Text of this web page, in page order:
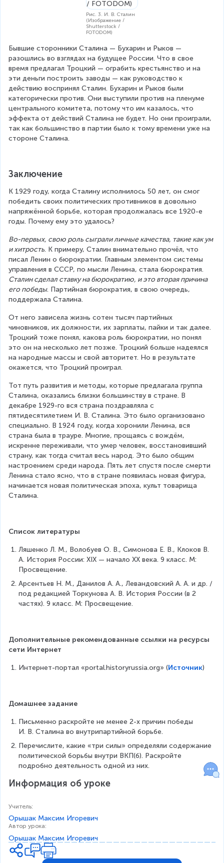
Рис. 3. И. В. Сталин
(Изображение /
Shutterstock /
FOTODOM)
Бывшие сторонники Сталина — Бухарин и Рыков —
разошлись во взглядах на будущее России. Что в свое
время предлагал Троцкий — ограбить крестьянство и на
эти деньги построить заводы — как руководство к
действию воспринял Сталин. Бухарин и Рыков были
категорически против. Они выступили против на пленуме
центрального комитета, потому что им казалось, что
эффекта от действий Сталина не будет. Но они проиграли,
так как большинство в партии было к тому времени уже на
стороне Сталина.
Заключение
К 1929 году, когда Сталину исполнилось 50 лет, он смог
победить своих политических противников в довольно
напряжённой борьбе, которая продолжалась все 1920-е
годы. Почему ему это удалось?
Во-первых, свою роль сыграли личные качества, такие как ум
и хитрость. К примеру, Сталин внимательно прочёл, что
писал Ленин о бюрократии. Главным элементом системы
управления в СССР, по мысли Ленина, стала бюрократия.
Сталин сделал ставку на бюрократию, и это вторая причина
его победы. Партийная бюрократия, в свою очередь,
поддержала Сталина.
От него зависела жизнь сотен тысяч партийных
чиновников, их должности, их зарплаты, пайки и так далее.
Троцкий тоже понял, какова роль бюрократии, но понял
это он на несколько лет позже. Троцкий больше надеялся
на народные массы и свой авторитет. Но в результате
окажется, что Троцкий проиграл.
Тот путь развития и методы, которые предлагала группа
Сталина, оказались близки большинству в стране. В
декабре 1929-го вся страна поздравляла с
пятидесятилетием И. В. Сталина. Это было организовано
специально. В 1924 году, когда хоронили Ленина, вся
страна была в трауре. Многие, прощаясь с вождём,
искренне переживали, что умер человек, восстановивший
страну, как тогда считал весь народ. Это было общим
настроением среди народа. Пять лет спустя после смерти
Ленина стало ясно, что в стране появилась новая фигура,
начинается новая политическая эпоха, культ товарища
Сталина.
Список литературы
Ляшенко Л. М., Волобуев О. В., Симонова Е. В., Клоков В.
А. История России: XIX — начало XX века. 9 класс. М:
Просвещение.
Арсентьев Н. М., Данилов А. А., Левандовский А. А. и др. /
под редакцией Торкунова А. В. История России (в 2
частях). 9 класс. М: Просвещение.
Дополнительные рекомендованные ссылки на ресурсы
сети Интернет
Интернет-портал «portal.historyrussia.org» (Источник)
Домашнее задание
Письменно раскройте не менее 2-х причин победы
И. В. Сталина во внутрипартийной борьбе.
Перечислите, какие «три силы» определяли содержание
политической борьбы внутри ВКП(б). Раскройте
подробно деятельность одной из них.
Информация об уроке
Учитель:
Орышак Максим Игоревич
Автор урока:
Орышак Максим Игоревич